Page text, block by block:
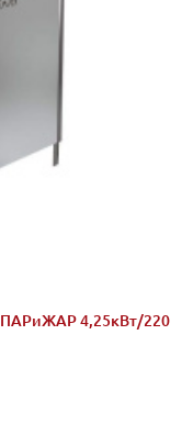
ПАРиЖАР 4,25кВт/220